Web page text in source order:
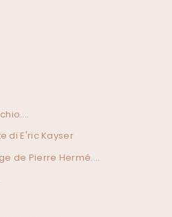
di E'ric Kayser
de Pierre Hermé....